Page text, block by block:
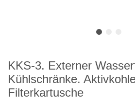
KKS-3. Externer
Kühlschränke.
Filterkartusche